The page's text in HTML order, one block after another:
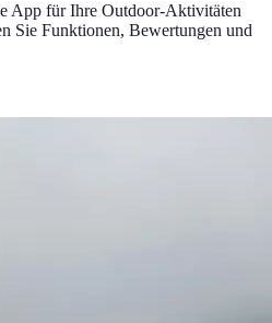
App für Ihre Outdoor-Aktivitäten
Sie Funktionen, Bewertungen und